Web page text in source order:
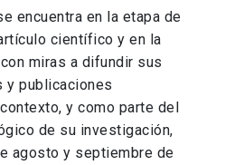
encuentra en la etapa de
científico y en la
miras a difundir sus
y publicaciones
y como parte del
de su investigación,
agosto y septiembre de